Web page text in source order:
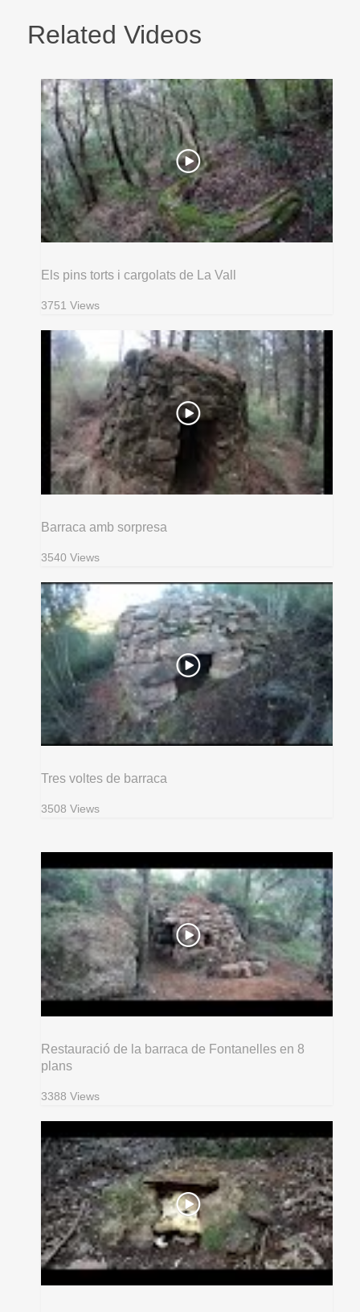
Related Videos
Els pins torts i cargolats de La Vall
3751 Views
Barraca amb sorpresa
3540 Views
Tres voltes de barraca
3508 Views
Restauració de la barraca de Fontanelles en 8
plans
3388 Views